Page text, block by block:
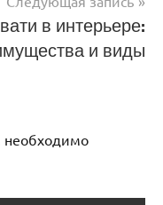
в интерьере:
и виды
необходимо